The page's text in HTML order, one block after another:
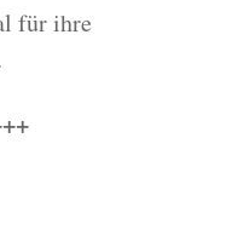
für ihre